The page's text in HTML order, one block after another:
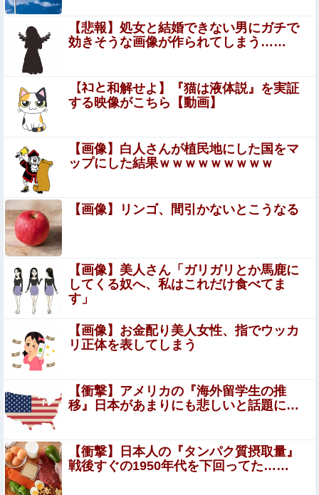
ジャングリア沖縄「3万円です」←ディズニー超えの強
気価格ｗｗｗ
【画像】顔20点身体100点の女子見つかってしまうｗｗｗ
ｗｗ
ヌーディストビーチじゃない海水浴場で女が全裸オ○ニー
すると3分以内にこうなるらしいｗｗｗ
PTA会長が事故で辞退→旦那「妻の代わりに僕がやりま
す」→1年後…名物ガンコジジイを草むしりに召喚、不登
校児を学校に復帰させる無双状態にｗｗ
片田舎のおっさん、剣聖になるⅡ 第5話 感想：つ
いに親子対決の予感！ベリル先生もやる気に！
【巨人対ヤクルト18回戦】巨人、3回裏無死二三塁から笹
原の2点タイムリーで勝ち越
し！！！！！！！！！！！！！他
台湾の女の子に名前と住所聞かれたから教えたらこうなる
wwww
に出てしまうｗｗｗｗｗｗ
【まとめ】森保監督『都内にサッカー専用スタを』国立で
彼女がタヒんだ。悲しみに暮れながらも彼女の分まで精一
杯生きようと誓った。だが実は生きていた！突撃するとふ
っくらした顔で大きなお腹を抱えて...
【悲報】ジ・Oが急に動かなくなった
【ウマ娘】南武線通勤してる一流トレーナーをキングと一
【悲報】処女と結婚できない男にガチで
効きそうな画像が作られてしまう……
【ﾈｺと和解せよ】『猫は液体説』を実証
する映像がこちら【動画】
【画像】白人さんが植民地にした国をマ
ップにした結果ｗｗｗｗｗｗｗｗｗ
【画像】リンゴ、間引かないとこうなる
【画像】美人さん「ガリガリとか馬鹿に
してくる奴へ、私はこれだけ食べてま
す」
【画像】お金配り美人女性、指でウッカ
リ正体を表してしまう
【衝撃】アメリカの『海外留学生の推
移』日本があまりにも悲しいと話題に…
【衝撃】日本人の『タンパク質摂取量』
戦後すぐの1950年代を下回ってた……